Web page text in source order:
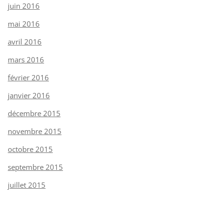
juin 2016
mai 2016
avril 2016
mars 2016
février 2016
janvier 2016
décembre 2015
novembre 2015
octobre 2015
septembre 2015
juillet 2015